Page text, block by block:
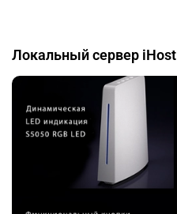
Локальный сервер iHost